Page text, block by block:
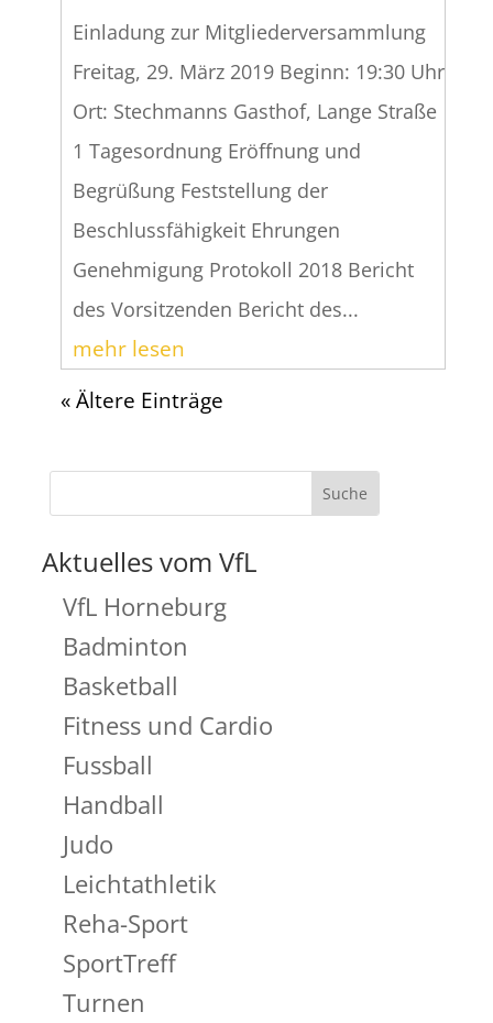
Einladung zur Mitgliederversammlung
Freitag, 29. März 2019 Beginn: 19:30 Uhr
Ort: Stechmanns Gasthof, Lange Straße
1 Tagesordnung Eröffnung und
Begrüßung Feststellung der
Beschlussfähigkeit Ehrungen
Genehmigung Protokoll 2018 Bericht
des Vorsitzenden Bericht des...
mehr lesen
« Ältere Einträge
Aktuelles vom VfL
VfL Horneburg
Badminton
Basketball
Fitness und Cardio
Fussball
Handball
Judo
Leichtathletik
Reha-Sport
SportTreff
Turnen